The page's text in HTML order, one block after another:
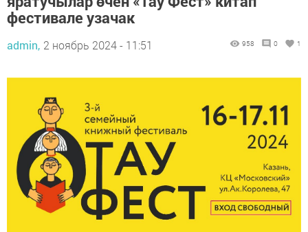
фестивале узачак
admin, 2 ноябрь 2024 - 11:51 958 0 1